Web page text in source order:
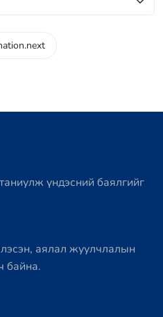
үндэсний баялгийг
аялал жуулчлалын
байна.